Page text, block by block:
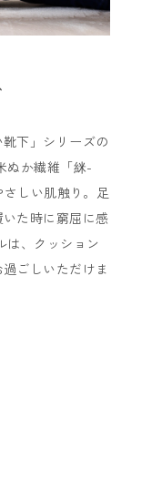
下」シリーズの
ぬか繊維「䋛-
しい肌触り。足
た時に窮屈に感
は、クッション
ごしいただけま